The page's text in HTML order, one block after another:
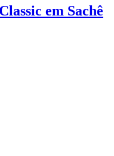
em Sachê